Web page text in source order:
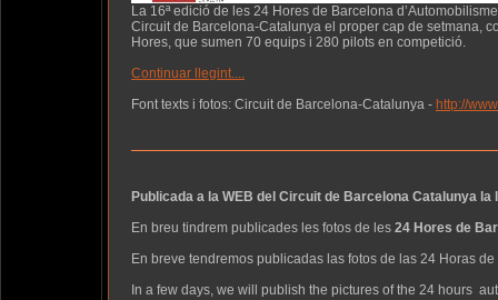
La 16ª edició de les 24 Hores de Barcelona
Circuit de Barcelona-Catalunya el proper cap de setmana,
Hores, que sumen 70 equips i 280 pilots en competició.
Continuar llegint....
Font texts i fotos: Circuit de Barcelona-Catalunya - http://
Publicada a la WEB del Circuit de Barcelona Catalunya
En breu tindrem publicades les fotos de les 24 Hores de
En breve tendremos publicadas las fotos de las 24 Horas
In a few days, we will publish the pictures of the 24 hours